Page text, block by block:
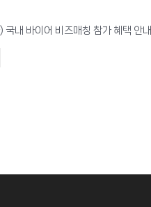
내 바이어 비즈매칭 참가 혜택 안내